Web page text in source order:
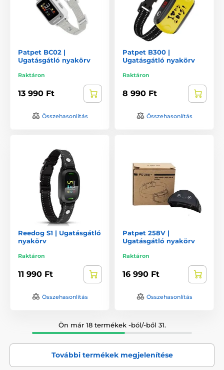
Patpet BC02 |
Ugatásgátló nyakörv
Raktáron
13 990 Ft
Összehasonlítás
Patpet B300 |
Ugatásgátló nyakörv
Raktáron
8 990 Ft
Összehasonlítás
Reedog S1 | Ugatásgátló
nyakörv
Raktáron
11 990 Ft
Összehasonlítás
Patpet 258V |
Ugatásgátló nyakörv
Raktáron
16 990 Ft
Összehasonlítás
Ön már 18 termékek -ból/-ből 31.
További termékek megjelenítése